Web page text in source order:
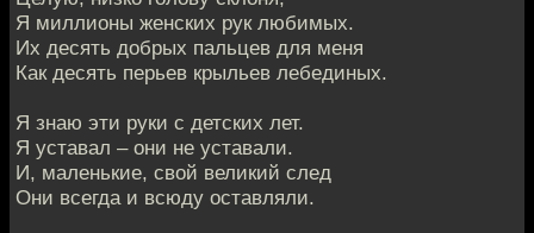
Я миллионы женских рук любимых.
Их десять добрых пальцев для меня
Как десять перьев крыльев лебединых.
Я знаю эти руки с детских лет.
Я уставал – они не уставали.
И, маленькие, свой великий след
Они всегда и всюду оставляли.